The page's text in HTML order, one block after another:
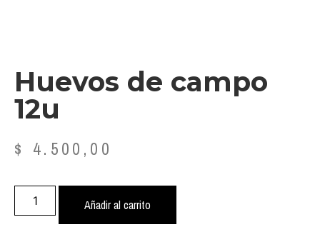
Huevos de campo
12u
$ 4.500,00
Añadir al carrito